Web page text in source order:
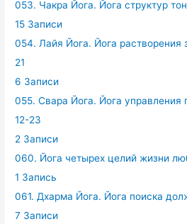
053. Чакра Йога. Йога структур
15 Записи
054. Лайя Йога. Йога
21
6 Записи
055. Свара Йога. Йога
12-23
2 Записи
060. Йога четырех целий жизни
1 Запись
061. Дхарма Йога. Йога поиска
7 Записи